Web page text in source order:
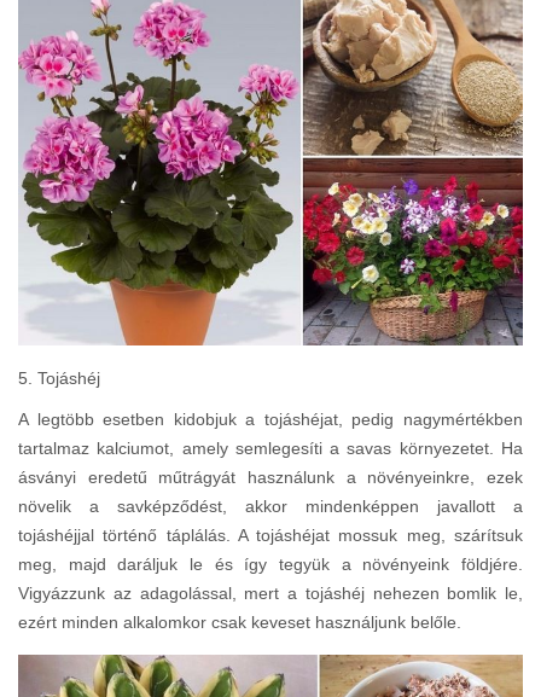
5. Tojáshéj
A legtöbb esetben kidobjuk a tojáshéjat, pedig nagymértékben
tartalmaz kalciumot, amely semlegesíti a savas környezetet. Ha
ásványi eredetű műtrágyát használunk a növényeinkre, ezek
növelik a savképződést, akkor mindenképpen javallott a
tojáshéjjal történő táplálás. A tojáshéjat mossuk meg, szárítsuk
meg, majd daráljuk le és így tegyük a növényeink földjére.
Vigyázzunk az adagolással, mert a tojáshéj nehezen bomlik le,
ezért minden alkalomkor csak keveset használjunk belőle.